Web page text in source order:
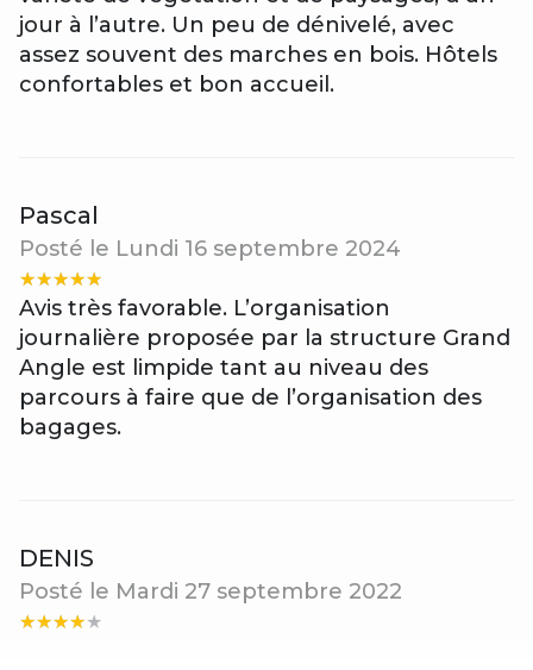
jour à l’autre. Un peu de dénivelé, avec
assez souvent des marches en bois. Hôtels
confortables et bon accueil.
Pascal
Posté le Lundi 16 septembre 2024
Avis très favorable. L’organisation
journalière proposée par la structure Grand
Angle est limpide tant au niveau des
parcours à faire que de l’organisation des
bagages.
DENIS
Posté le Mardi 27 septembre 2022